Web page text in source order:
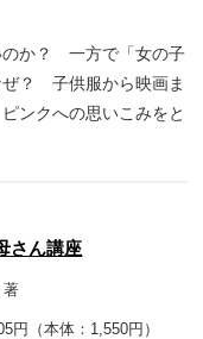
のか？ 一方で「女の子
ぜ？ 子供服から映画ま
ンクへの思いこみをと
さん講座
著
円（本体：1,550円）